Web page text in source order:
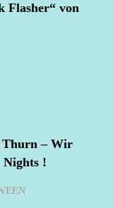
Flasher“ von
Thurn – Wir
Nights !